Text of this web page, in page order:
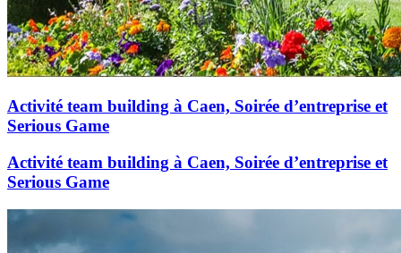
Activité team building à Caen, Soirée d’entreprise et
Serious Game
Activité team building à Caen, Soirée d’entreprise et
Serious Game